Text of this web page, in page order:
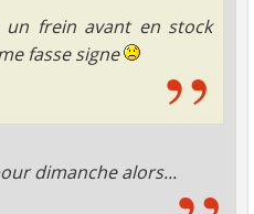
frein avant en stock
fasse signe
dimanche alors...